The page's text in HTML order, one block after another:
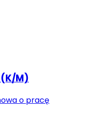
(K/M)
o pracę